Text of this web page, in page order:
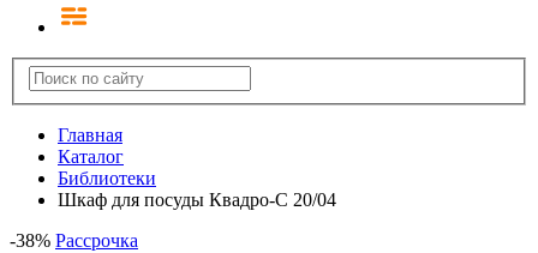
Главная
Каталог
Библиотеки
Шкаф для посуды Квадро-С 20/04
-38% Рассрочка